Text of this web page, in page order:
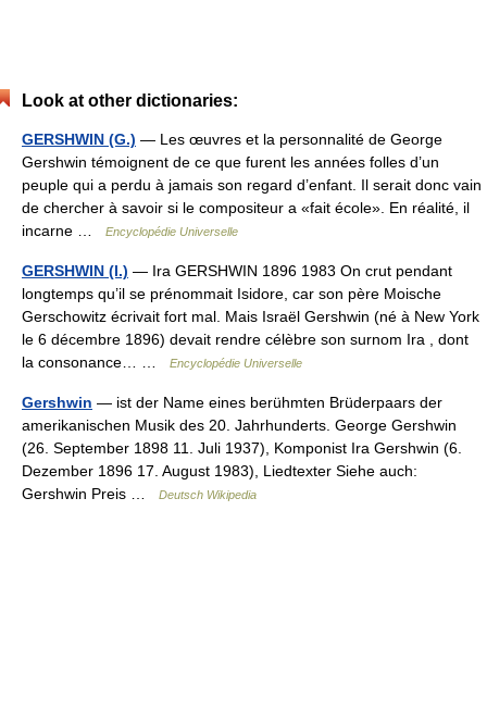
Look at other dictionaries:
GERSHWIN (G.) — Les œuvres et la personnalité de George
Gershwin témoignent de ce que furent les années folles d’un
peuple qui a perdu à jamais son regard d’enfant. Il serait donc vain
de chercher à savoir si le compositeur a «fait école». En réalité, il
incarne …
Encyclopédie Universelle
GERSHWIN (I.) — Ira GERSHWIN 1896 1983 On crut pendant
longtemps qu’il se prénommait Isidore, car son père Moische
Gerschowitz écrivait fort mal. Mais Israël Gershwin (né à New York
le 6 décembre 1896) devait rendre célèbre son surnom Ira , dont
la consonance… …
Encyclopédie Universelle
Gershwin — ist der Name eines berühmten Brüderpaars der
amerikanischen Musik des 20. Jahrhunderts. George Gershwin
(26. September 1898 11. Juli 1937), Komponist Ira Gershwin (6.
Dezember 1896 17. August 1983), Liedtexter Siehe auch:
Gershwin Preis …
Deutsch Wikipedia